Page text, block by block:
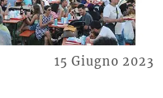
15 Giugno 2023